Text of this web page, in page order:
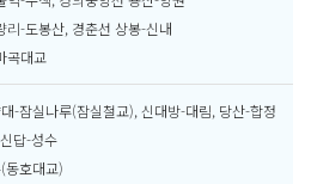
리-도봉산, 경춘선 상봉-신내
곡대교
대-잠실나루(잠실철교), 신대방-대림, 당산-합정
답-성수
동호대교)